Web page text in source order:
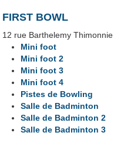
FIRST BOWL
12 rue Barthelemy
Mini foot
Mini foot 2
Mini foot 3
Mini foot 4
Pistes de Bowling
Salle de Badminton
Salle de Badminton 2
Salle de Badminton 3